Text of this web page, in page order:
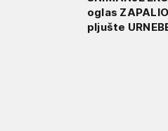
oglas
pljušte